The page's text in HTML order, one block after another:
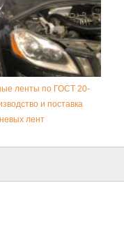
ленты по ГОСТ 20-
и поставка
лент